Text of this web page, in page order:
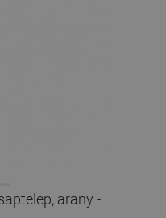
arany -